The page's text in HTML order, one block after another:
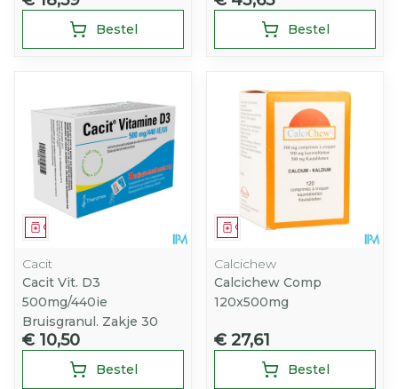
Bestel Bestel
Geneesmiddel
Cacit
Cacit Vit. D3
500mg/440ie
Bruisgranul. Zakje 30
€ 10,50
Bestel
Geneesmiddel
Calcichew
Calcichew Comp
120x500mg
€ 27,61
Bestel